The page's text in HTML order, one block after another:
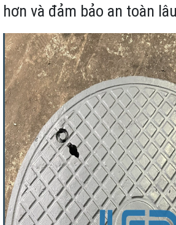
hơn và đảm bảo an toàn